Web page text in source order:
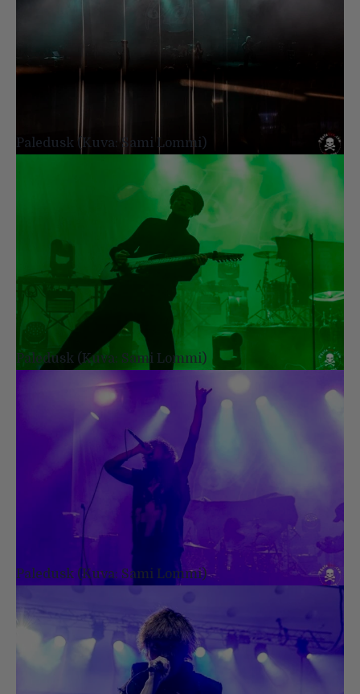
Paledusk (Kuva: Sami Lommi)
Paledusk (Kuva: Sami Lommi)
Paledusk (Kuva: Sami Lommi)